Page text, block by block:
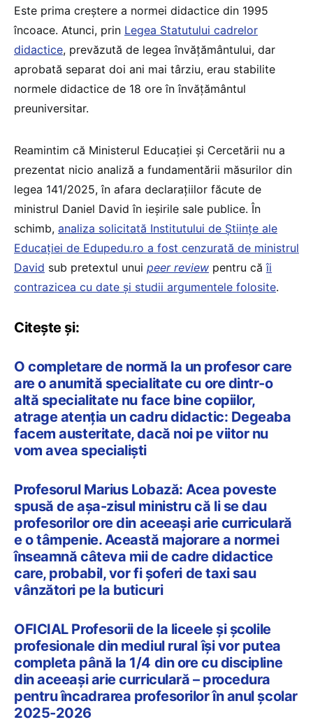
Este prima creștere a normei didactice din 1995
încoace. Atunci, prin Legea Statutului cadrelor
didactice, prevăzută de legea învățământului, dar
aprobată separat doi ani mai târziu, erau stabilite
normele didactice de 18 ore în învățământul
preuniversitar.
Reamintim că Ministerul Educației și Cercetării nu a
prezentat nicio analiză a fundamentării măsurilor din
legea 141/2025, în afara declarațiilor făcute de
ministrul Daniel David în ieșirile sale publice. În
schimb, analiza solicitată Institutului de Științe ale
Educației de Edupedu.ro a fost cenzurată de ministrul
David sub pretextul unui peer review pentru căîi
contrazicea cu date și studii argumentele folosite.
Citește și:
O completare de normă la un profesor care
are o anumită specialitate cu ore dintr-o
altă specialitate nu face bine copiilor,
atrage atenția un cadru didactic: Degeaba
facem austeritate, dacă noi pe viitor nu
vom avea specialiști
Profesorul Marius Lobază: Acea poveste
spusă de așa-zisul ministru că li se dau
profesorilor ore din aceeași arie curriculară
e o tâmpenie. Această majorare a normei
înseamnă câteva mii de cadre didactice
care, probabil, vor fi șoferi de taxi sau
vânzători pe la buticuri
OFICIAL Profesorii de la liceele și școlile
profesionale din mediul rural își vor putea
completa până la 1/4 din ore cu discipline
din aceeași arie curriculară – procedura
pentru încadrarea profesorilor în anul școlar
2025-2026